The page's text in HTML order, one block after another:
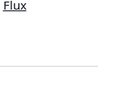
Flux